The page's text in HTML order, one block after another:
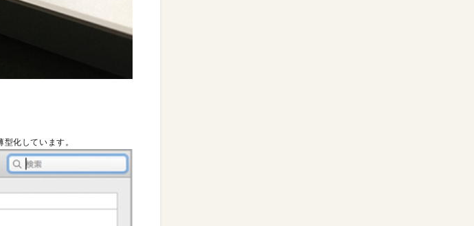
化しています。